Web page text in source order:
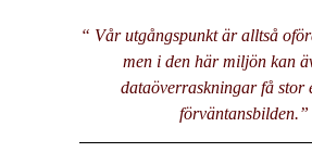
“ Vår utgångspunkt är alltså
men i den här miljön kan
dataöverraskningar få stor
förväntansbilden.”